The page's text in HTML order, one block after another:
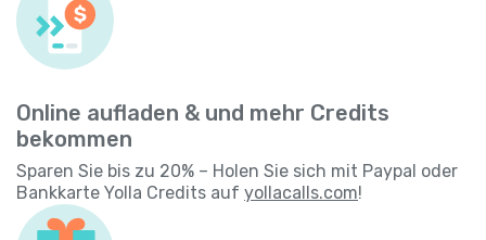
Online aufladen & und mehr Credits
bekommen
Sparen Sie bis zu 20% – Holen Sie sich mit Paypal oder
Bankkarte Yolla Credits auf yollacalls.com!